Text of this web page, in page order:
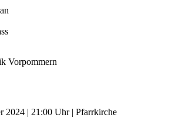
Vorpommern
2024 | 21:00 Uhr | Pfarrkirche